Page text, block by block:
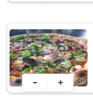
- +